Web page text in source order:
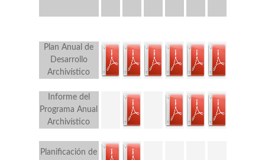
Plan Anual de
Desarrollo
Archivístico
Informe del
Programa Anual
Archivístico
Planificación de